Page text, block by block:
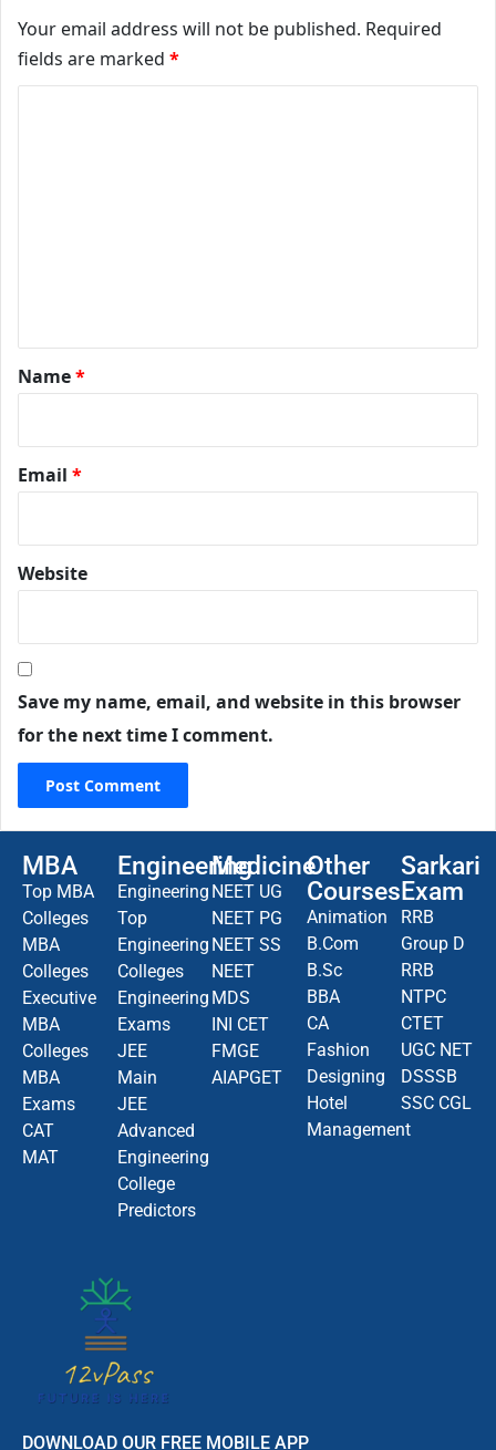
Your email address will not be published. Required
fields are marked *
Name*
Email *
Website
Save my name, email, and website in this browser
for the next time I comment.
MBA
Top MBA
Colleges
MBA
Colleges
Executive
MBA
Colleges
MBA
Exams
CAT
MAT
Engineering
Engineering
Top
Engineering
Colleges
Engineering
Exams
JEE
Main
JEE
Advanced
Engineering
College
Predictors
Medicine
NEET UG
NEET PG
NEET SS
NEET
MDS
INI CET
FMGE
AIAPGET
Other
Courses
Animation
B.Com
B.Sc
BBA
CA
Fashion
Designing
Hotel
Management
Sarkari
Exam
RRB
Group D
RRB
NTPC
CTET
UGC NET
DSSSB
SSC CGL
DOWNLOAD OUR FREE MOBILE APP